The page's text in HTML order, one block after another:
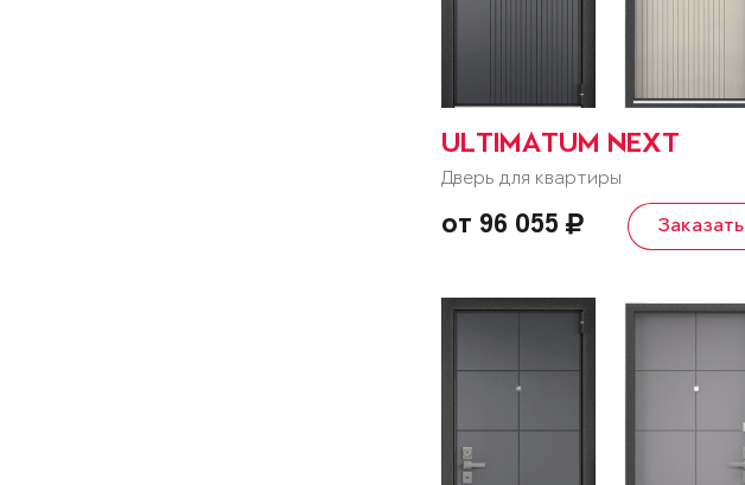
ULTIMATUM NEXT
Дверь для квартиры
от 96 055 Заказать